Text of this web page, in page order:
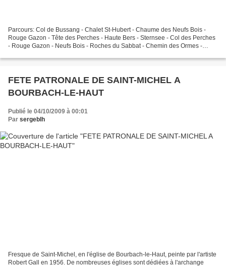
Parcours: Col de Bussang - Chalet St-Hubert - Chaume des Neufs Bois -
Rouge Gazon - Tête des Perches - Haute Bers - Sternsee - Col des Perches
- Rouge Gazon - Neufs Bois - Roches du Sabbat - Chemin des Ormes -
FETE PATRONALE DE SAINT-MICHEL A
BOURBACH-LE-HAUT
Publié le 04/10/2009 à 00:01
Par sergeblh
Fresque de Saint-Michel, en l'église de Bourbach-le-Haut, peinte par l'artiste
Robert Gall en 1956. De nombreuses églises sont dédiées à l'archange